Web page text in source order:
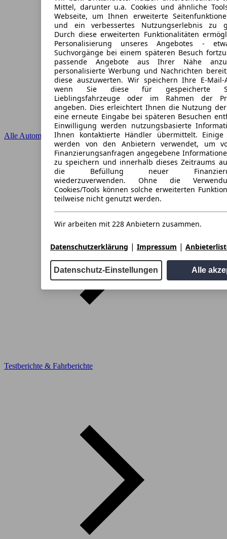
Mittel, darunter u.a. Cookies und ähnliche
Webseite, um Ihnen erweiterte
und ein verbessertes Nutzungserlebnis zu
Durch diese erweiterten Funktionalitäten
Personalisierung unseres Angebotes -
Suchvorgänge bei einem späteren Besuch
passende Angebote aus Ihrer Nähe
personalisierte Werbung und Nachrichten
diese auszuwerten. Wir speichern Ihre E-Mail-
wenn Sie diese für gespeicherte
Lieblingsfahrzeuge oder im Rahmen der
angeben. Dies erleichtert Ihnen die Nutzung
eine erneute Eingabe bei späteren Besuchen
Einwilligung werden nutzungsbasierte
Ihnen kontaktierte Händler übermittelt. Einige
werden von den Anbietern verwendet, um
Finanzierungsanfragen angegebene
zu speichern und innerhalb dieses Zeitraums
die Befüllung neuer
wiederzuverwenden. Ohne die
Cookies/Tools können solche erweiterten
teilweise nicht genutzt werden.
Wir arbeiten mit 228 Anbietern zusammen.
Datenschutzerklärung | Impressum |
Datenschutz-Einstellungen Alle
Alle Automarken
Testberichte & Fahrberichte